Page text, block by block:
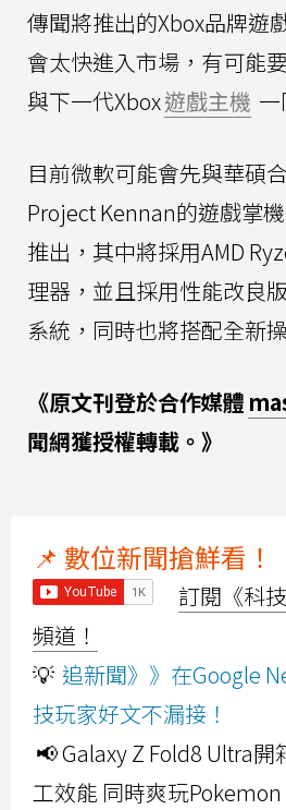
傳聞將推出的Xbox品牌遊
會太快進入市場，有可能
與下一代Xbox遊戲主機 一
目前微軟可能會先與華碩
Project Kennan的遊戲掌
推出，其中將採用AMD
理器，並且採用性能改良
系統，同時也將搭配全新
《原文刊登於合作媒體
聞網獲授權轉載。》
📌 數位新聞搶鮮看！
訂閱《科
頻道！
💡 追新聞》》在Google
技玩家好文不漏接！
📢 Galaxy Z Fold8 Ultra
工效能 同時爽玩